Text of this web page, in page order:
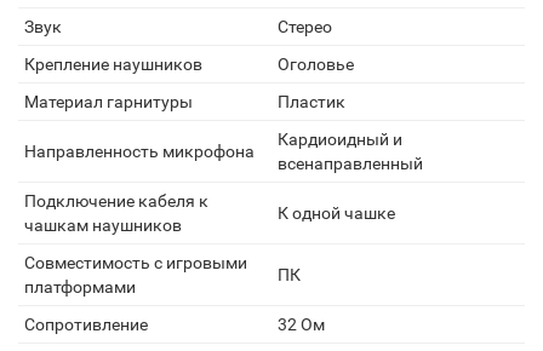
Звук
Стерео
Крепление наушников
Оголовье
Материал гарнитуры
Пластик
Направленность микрофона
Кардиоидный и
всенаправленный
Подключение кабеля к
чашкам наушников
К одной чашке
Совместимость с игровыми
платформами
ПК
Сопротивление
32 Ом